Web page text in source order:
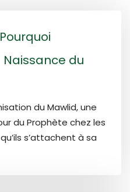
du
du Mawlid, une
du Prophète chez les
s’attachent à sa